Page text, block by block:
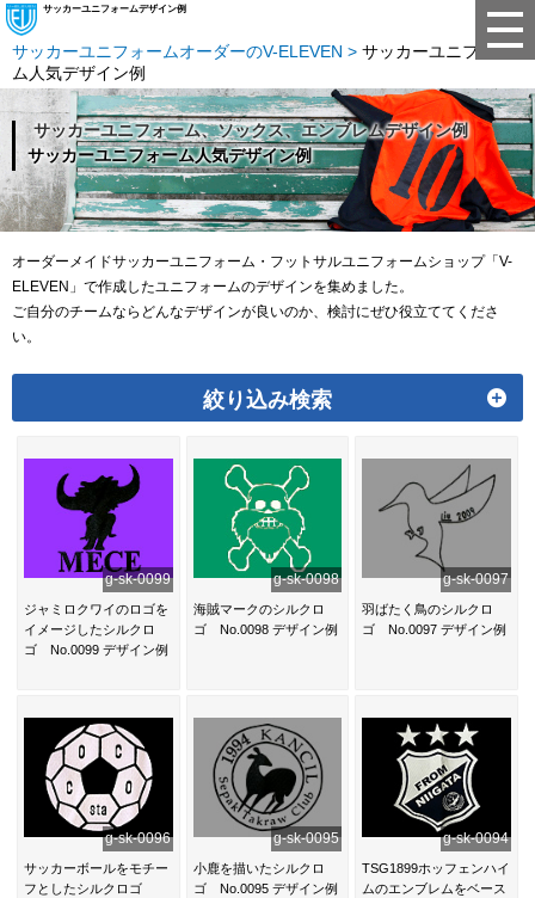
サッカーユニフォームデザイン例
サッカーユニフォームオーダーのV-ELEVEN
サッカーユニフォー
ム人気デザイン例
サッカーユニフォーム、ソックス、エンブレムデザイン例
サッカーユニフォーム人気デザイン例
オーダーメイドサッカーユニフォーム・フットサルユニフォームショップ「V-
ELEVEN」で作成したユニフォームのデザインを集めました。
ご自分のチームならどんなデザインが良いのか、検討にぜひ役立ててくださ
い。
絞り込み検索
g-sk-0099
ジャミロクワイのロゴを
イメージしたシルクロ
ゴ No.0099 デザイン例
g-sk-0098
海賊マークのシルクロ
ゴ No.0098 デザイン例
g-sk-0097
羽ばたく鳥のシルクロ
ゴ No.0097 デザイン例
g-sk-0096
サッカーボールをモチー
フとしたシルクロゴ
g-sk-0095
小鹿を描いたシルクロ
ゴ No.0095 デザイン例
g-sk-0094
TSG1899ホッフェンハイ
ムのエンブレムをベース